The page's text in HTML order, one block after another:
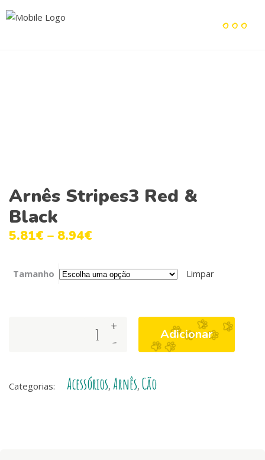
Arnês Stripes3 Red &
Black
5.81€ – 8.94€
Tamanho Limpar
Black
-
+ Adicionar
Categorias: Acessórios, Arnês, Cão